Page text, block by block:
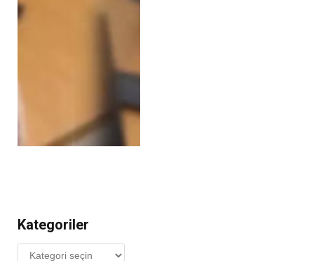
Kategoriler
Kategoriler